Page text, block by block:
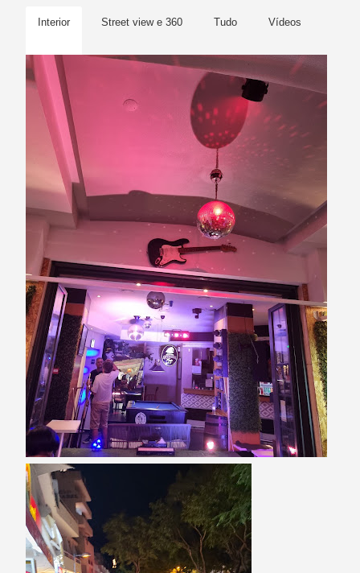
Interior Street view e 360 Tudo Vídeos